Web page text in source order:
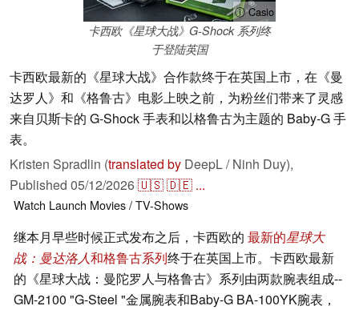
ⓘ Casio
卡西欧《星球大战》G-Shock 系列终
于登陆英国
卡西欧最新的《星球大战》合作款终于在英国上市，在《曼
达罗人》和《格鲁古》电影上映之前，为粉丝们带来了灵感
来自贝斯卡的 G-Shock 手表和以格鲁古为主题的 Baby-G 手
表。
Kristen Spradlin (translated by DeepL / Ninh Duy),
Published 05/12/2026🇺🇸🇩🇪 ...
Watch Launch Movies / TV-Shows
继本月早些时候正式发布之后，卡西欧的 最新的星球大
战：曼达洛人和格鲁古系列终于在英国上市。卡西欧最新
的《星球大战：曼陀罗人与格鲁古》系列由两款腕表组成--
GM-2100 "G-Steel "金属腕表和Baby-G BA-100YK腕表，